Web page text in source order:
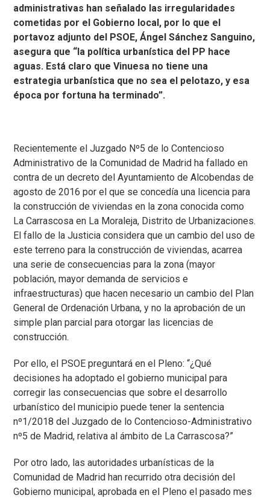
administrativas han señalado las irregularidades
cometidas por el Gobierno local, por lo que el
portavoz adjunto del PSOE, Ángel Sánchez Sanguino,
asegura que “la política urbanística del PP hace
aguas. Está claro que Vinuesa no tiene una
estrategia urbanística que no sea el pelotazo, y esa
época por fortuna ha terminado”.
Recientemente el Juzgado Nº5 de lo Contencioso
Administrativo de la Comunidad de Madrid ha fallado en
contra de un decreto del Ayuntamiento de Alcobendas de
agosto de 2016 por el que se concedía una licencia para
la construcción de viviendas en la zona conocida como
La Carrascosa en La Moraleja, Distrito de Urbanizaciones.
El fallo de la Justicia considera que un cambio del uso de
este terreno para la construcción de viviendas, acarrea
una serie de consecuencias para la zona (mayor
población, mayor demanda de servicios e
infraestructuras) que hacen necesario un cambio del Plan
General de Ordenación Urbana, y no la aprobación de un
simple plan parcial para otorgar las licencias de
construcción.
Por ello, el PSOE preguntará en el Pleno: “¿Qué
decisiones ha adoptado el gobierno municipal para
corregir las consecuencias que sobre el desarrollo
urbanístico del municipio puede tener la sentencia
nº1/2018 del Juzgado de lo Contencioso-Administrativo
nº5 de Madrid, relativa al ámbito de La Carrascosa?”
Por otro lado, las autoridades urbanísticas de la
Comunidad de Madrid han recurrido otra decisión del
Gobierno municipal, aprobada en el Pleno el pasado mes